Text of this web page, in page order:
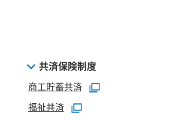
共済保険制度
商工貯蓄共済
福祉共済